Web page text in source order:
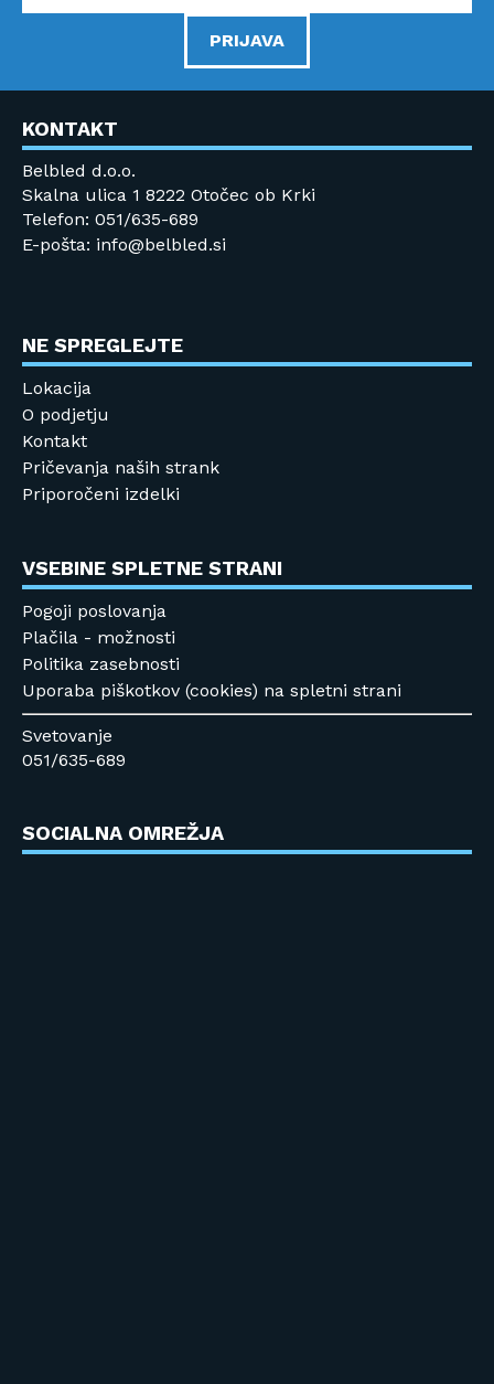
PRIJAVA
KONTAKT
Belbled d.o.o.
Skalna ulica 1 8222 Otočec ob Krki
Telefon: 051/635-689
E-pošta: info@belbled.si
NE SPREGLEJTE
Lokacija
O podjetju
Kontakt
Pričevanja naših strank
Priporočeni izdelki
VSEBINE SPLETNE STRANI
Pogoji poslovanja
Plačila - možnosti
Politika zasebnosti
Uporaba piškotkov (cookies) na spletni strani
Svetovanje
051/635-689
SOCIALNA OMREŽJA